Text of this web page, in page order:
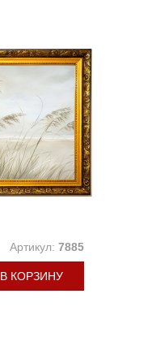
Артикул: 7885
В КОРЗИНУ